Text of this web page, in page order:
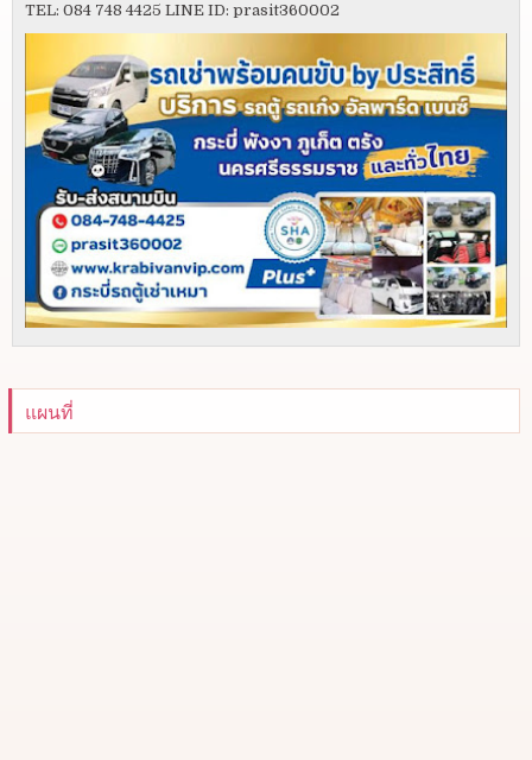
TEL: 084 748 4425 LINE ID: prasit360002
แผนที่